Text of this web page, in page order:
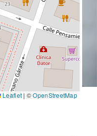
Leaflet | ©OpenStreetMap